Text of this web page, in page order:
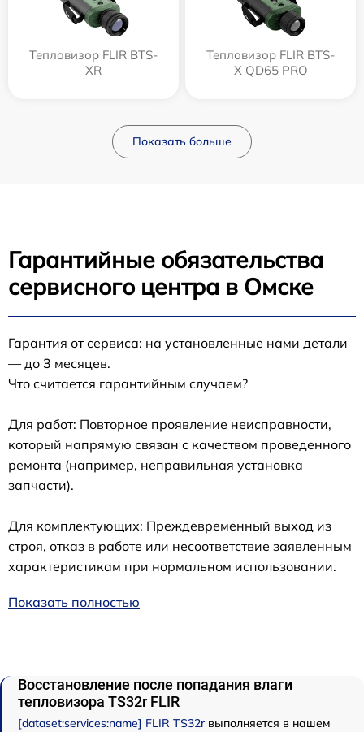
Тепловизор FLIR BTS-
XR
Тепловизор FLIR BTS-
X QD65 PRO
Показать больше
Гарантийные обязательства
сервисного центра в Омске
Гарантия от сервиса: на установленные нами детали
— до 3 месяцев.
Что считается гарантийным случаем?
Для работ: Повторное проявление неисправности,
который напрямую связан с качеством проведенного
ремонта (например, неправильная установка
запчасти).
Для комплектующих: Преждевременный выход из
строя, отказ в работе или несоответствие заявленным
характеристикам при нормальном использовании.
Показать полностью
Восстановление после попадания влаги
тепловизора TS32r FLIR
[dataset:services:name] FLIR TS32rвыполняется в нашем